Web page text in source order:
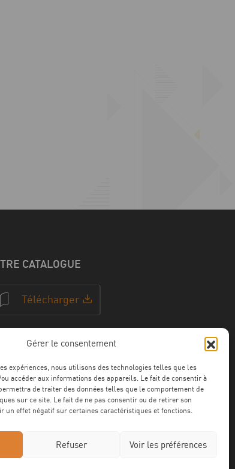
Gérer le consentement
expériences, nous utilisons des technologies telles que les
accéder aux informations des appareils. Le fait de consentir à
de traiter des données telles que le comportement de
sur ce site. Le fait de ne pas consentir ou de retirer son
un effet négatif sur certaines caractéristiques et fonctions.
Refuser Voir les préférences
CATALOGUE
Télécharger
CERTFICATIONS